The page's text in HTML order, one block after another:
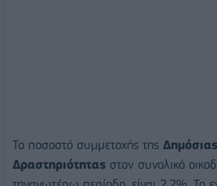
Το ποσοστό συμμετοχής της
Δραστηριότητας στον συνολικό